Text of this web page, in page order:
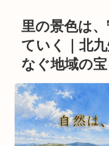
里の景色は
ていく｜北
なぐ地域の宝